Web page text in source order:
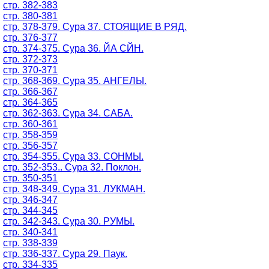
стр. 382-383
стр. 380-381
стр. 378-379. Сура 37. СТОЯЩИЕ В РЯД.
стр. 376-377
стр. 374-375. Сура 36. ЙА СЙН.
стр. 372-373
стр. 370-371
стр. 368-369. Сура 35. АНГЕЛЫ.
стр. 366-367
стр. 364-365
стр. 362-363. Сура 34. САБА.
стр. 360-361
стр. 358-359
стр. 356-357
стр. 354-355. Сура 33. СОНМЫ.
стр. 352-353.. Сура 32. Поклон.
стр. 350-351
стр. 348-349. Сура 31. ЛУКМАН.
стр. 346-347
стр. 344-345
стр. 342-343. Сура 30. РУМЫ.
стр. 340-341
стр. 338-339
стр. 336-337. Сура 29. Паук.
стр. 334-335